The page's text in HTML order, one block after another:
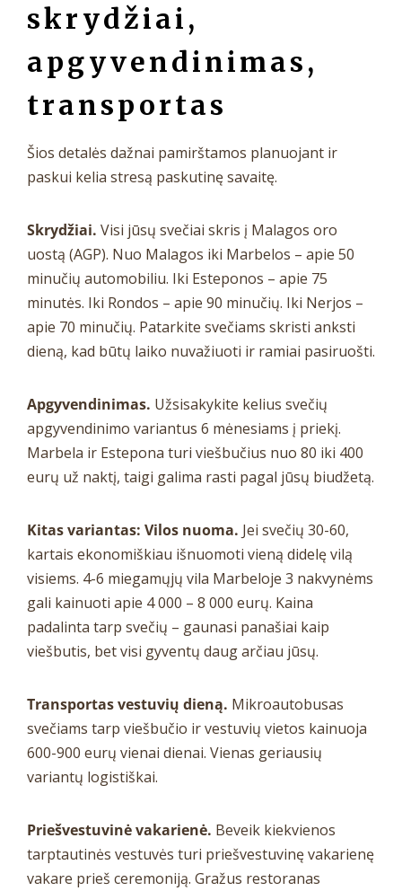
skrydžiai,
apgyvendinimas,
transportas
Šios detalės dažnai pamirštamos planuojant ir
paskui kelia stresą paskutinę savaitę.
Skrydžiai. Visi jūsų svečiai skris į Malagos oro
uostą (AGP). Nuo Malagos iki Marbelos – apie 50
minučių automobiliu. Iki Esteponos – apie 75
minutės. Iki Rondos – apie 90 minučių. Iki Nerjos –
apie 70 minučių. Patarkite svečiams skristi anksti
dieną, kad būtų laiko nuvažiuoti ir ramiai pasiruošti.
Apgyvendinimas. Užsisakykite kelius svečių
apgyvendinimo variantus 6 mėnesiams į priekį.
Marbela ir Estepona turi viešbučius nuo 80 iki 400
eurų už naktį, taigi galima rasti pagal jūsų biudžetą.
Kitas variantas: Vilos nuoma. Jei svečių 30-60,
kartais ekonomiškiau išnuomoti vieną didelę vilą
visiems. 4-6 miegamųjų vila Marbeloje 3 nakvynėms
gali kainuoti apie 4 000 – 8 000 eurų. Kaina
padalinta tarp svečių – gaunasi panašiai kaip
viešbutis, bet visi gyventų daug arčiau jūsų.
Transportas vestuvių dieną. Mikroautobusas
svečiams tarp viešbučio ir vestuvių vietos kainuoja
600-900 eurų vienai dienai. Vienas geriausių
variantų logistiškai.
Priešvestuvinė vakarienė. Beveik kiekvienos
tarptautinės vestuvės turi priešvestuvinę vakarienę
vakare prieš ceremoniją. Gražus restoranas